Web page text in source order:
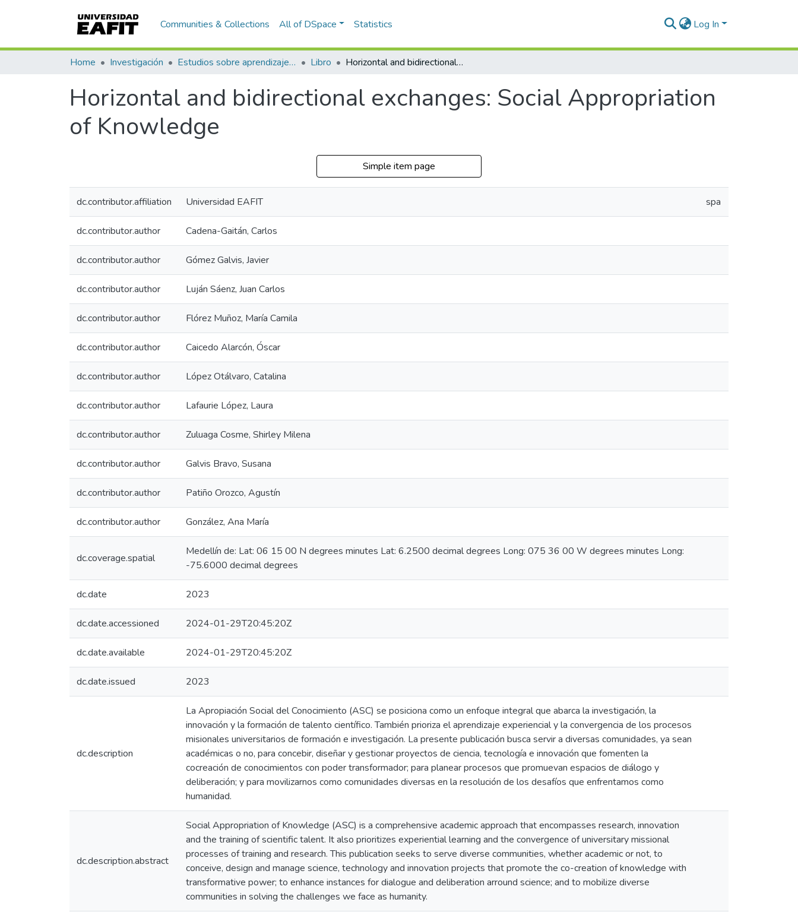
Communities & Collections All of DSpace Statistics Log In
Home Investigación Estudios sobre aprendizaje y apropiación social del conocimiento Libro Horizontal and bidirectional exchanges: Social Appropriation of Knowledge
Horizontal and bidirectional exchanges: Social Appropriation
of Knowledge
Simple item page
dc.contributor.affiliation Universidad EAFIT spa
dc.contributor.author Cadena-Gaitán, Carlos
dc.contributor.author Gómez Galvis, Javier
dc.contributor.author Luján Sáenz, Juan Carlos
dc.contributor.author Flórez Muñoz, María Camila
dc.contributor.author Caicedo Alarcón, Óscar
dc.contributor.author López Otálvaro, Catalina
dc.contributor.author Lafaurie López, Laura
dc.contributor.author Zuluaga Cosme, Shirley Milena
dc.contributor.author Galvis Bravo, Susana
dc.contributor.author Patiño Orozco, Agustín
dc.contributor.author González, Ana María
dc.coverage.spatial
Medellín de: Lat: 06 15 00 N degrees minutes Lat: 6.2500 decimal degrees Long: 075 36 00 W degrees minutes Long:
-75.6000 decimal degrees
dc.date 2023
dc.date.accessioned 2024-01-29T20:45:20Z
dc.date.available 2024-01-29T20:45:20Z
dc.date.issued 2023
dc.description
La Apropiación Social del Conocimiento (ASC) se posiciona como un enfoque integral que abarca la investigación, la
innovación y la formación de talento científico. También prioriza el aprendizaje experiencial y la convergencia de los procesos
misionales universitarios de formación e investigación. La presente publicación busca servir a diversas comunidades, ya sean
académicas o no, para concebir, diseñar y gestionar proyectos de ciencia, tecnología e innovación que fomenten la
cocreación de conocimientos con poder transformador; para planear procesos que promuevan espacios de diálogo y
deliberación; y para movilizarnos como comunidades diversas en la resolución de los desafíos que enfrentamos como
humanidad.
dc.description.abstract
Social Appropriation of Knowledge (ASC) is a comprehensive academic approach that encompasses research, innovation
and the training of scientific talent. It also prioritizes experiential learning and the convergence of universitary missional
processes of training and research. This publication seeks to serve diverse communities, whether academic or not, to
conceive, design and manage science, technology and innovation projects that promote the co-creation of knowledge with
transformative power; to enhance instances for dialogue and deliberation arround science; and to mobilize diverse
communities in solving the challenges we face as humanity.